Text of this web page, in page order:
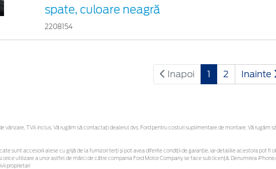
spate, culoare neagră
2208154
Inapoi 1 2 Inainte
vânzare, TVA inclus. Vă rugăm să contactaţi dealerul dvs. Ford pentru costuri suplimentare de montare. Vă
sunt accesorii alese cu grijă de la furnizori terți și pot avea diferite condiții de garanție, iar detaliile acestora pot
orice utilizare a unor astfel de mărci de către compania Ford Motor Company se face sub licență. Denumirea
proprietari